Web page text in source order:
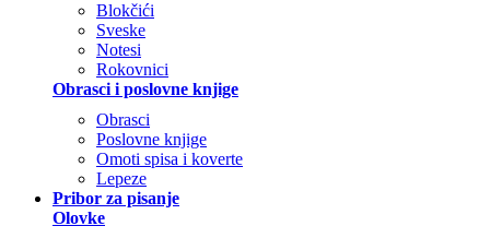
Blokčići
Sveske
Notesi
Rokovnici
Obrasci i poslovne knjige
Obrasci
Poslovne knjige
Omoti spisa i koverte
Lepeze
Pribor za pisanje
Olovke